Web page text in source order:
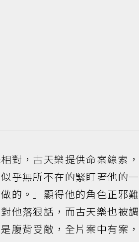
對，古天樂提供命案線索，
乎無所不在的緊盯著他的一
的。」顯得他的角色正邪難
他落狠話，而古天樂也被調
腹背受敵，全片案中有案，